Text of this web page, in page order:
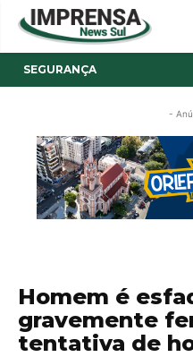
SEGURANÇA
-
Homem é
gravemente
tentativa de